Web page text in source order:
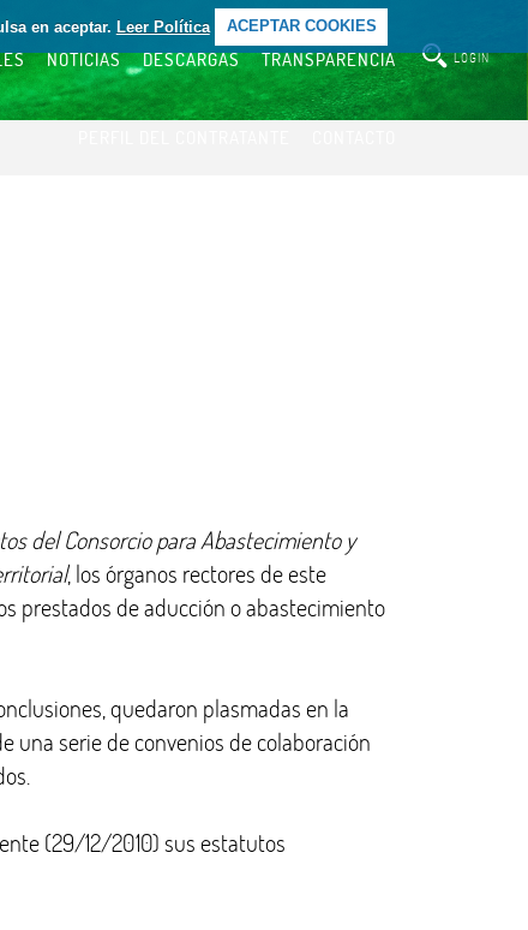
en aceptar. Leer Política ACEPTAR COOKIES
NOTICIAS DESCARGAS TRANSPARENCIA LOGIN
del Consorcio para Abastecimiento y
, los órganos rectores de este
prestados de aducción o abastecimiento
quedaron plasmadas en la
una serie de convenios de colaboración
(29/12/2010) sus estatutos